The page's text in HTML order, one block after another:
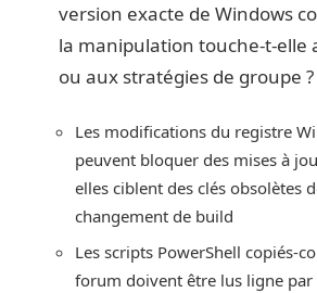
version exacte de Windows
la manipulation touche-t-elle
ou aux stratégies de groupe ?
Les modifications du registre
peuvent bloquer des mises à
elles ciblent des clés obsolètes
changement de build
Les scripts PowerShell copiés-
forum doivent être lus ligne par